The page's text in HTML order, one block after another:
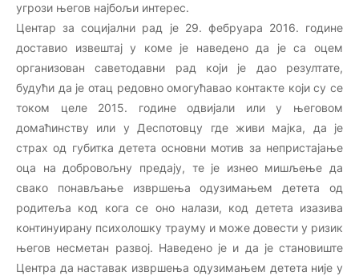
угрози његов најбољи интерес.
Центар за социјални рад је 29. фебруара 2016. године
доставио извештај у коме је наведено да је са оцем
организован саветодавни рад који је дао резултате,
будући да је отац редовно омогућавао контакте који су се
током целе 2015. године одвијали или у његовом
домаћинству или у Деспотовцу где живи мајка, да је
страх од губитка детета основни мотив за непристајање
оца на добровољну предају, те је изнео мишљење да
свако понављање извршења одузимањем детета од
родитеља код кога се оно налази, код детета изазива
континуирану психолошку трауму и може довести у ризик
његов несметан развој. Наведено је и да је становиште
Центра да наставак извршења одузимањем детета није у